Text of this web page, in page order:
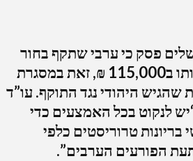
פסק כי ערבי שתקף בחור
ישיבה חרדי יפצה אותו ב115,000 ₪, זאת במסגרת
שהגיש היהודי נגד התוקף. עו”ד
“יש לנקוט בכל האמצעים כדי
טרוריסטים כלפי
הפורעים הערבים”.